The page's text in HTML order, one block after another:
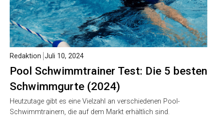
Pool Schwimmtrainer Test: Die 5 besten
Schwimmgurte (2024)
Redaktion Juli 10, 2024
Heutzutage gibt es eine Vielzahl an verschiedenen Pool-
Schwimmtrainern, die auf dem Markt erhältlich sind.